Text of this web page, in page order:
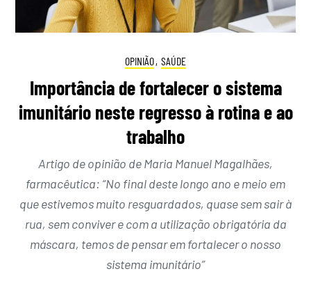
OPINIÃO, SAÚDE
Importância de fortalecer o sistema
imunitário neste regresso à rotina e ao
trabalho
Artigo de opinião de Maria Manuel Magalhães,
farmacêutica: “No final deste longo ano e meio em
que estivemos muito resguardados, quase sem sair à
rua, sem conviver e com a utilização obrigatória da
máscara, temos de pensar em fortalecer o nosso
sistema imunitário”